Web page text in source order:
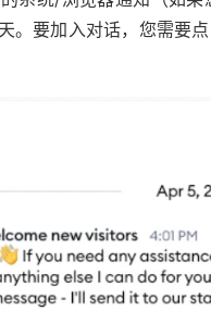
。要加入对话，您需要